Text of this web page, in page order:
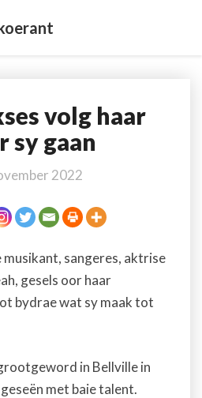
Leah:
sukses
volg
waar
gaan
volg haar
sy gaan
2022
sangeres, aktrise
gesels oor haar
bydrae wat sy maak tot
in Bellville in
met baie talent.